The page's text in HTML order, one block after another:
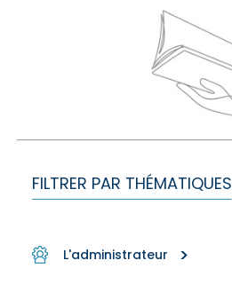
FILTRER PAR THÉMATIQUES
L'administrateur >